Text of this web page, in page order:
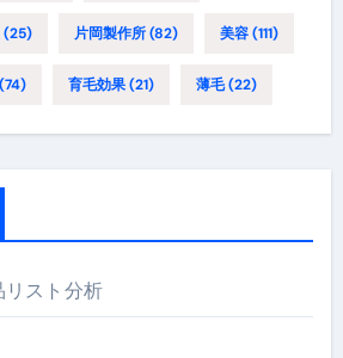
(25) 片岡製作所(82) 美容(111)
育毛効果(21) 薄毛(22)
スト分析